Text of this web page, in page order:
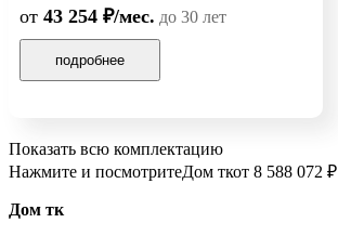
от 43 254 ₽/мес. до 30 лет
подробнее
Показать всю комплектацию
Нажмите и посмотритеДом ткот 8 588 072 ₽
Дом тк